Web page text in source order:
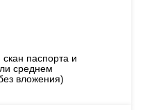
паспорта и
среднем
вложения)